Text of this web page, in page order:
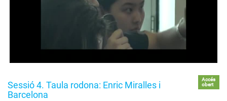
Sessió 4. Taula rodona: Enric Miralles i
Barcelona
Accés
obert